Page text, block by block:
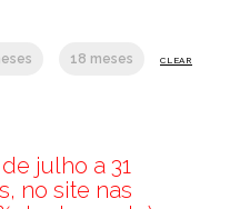
18 meses CLEAR
julho a 31
no site nas